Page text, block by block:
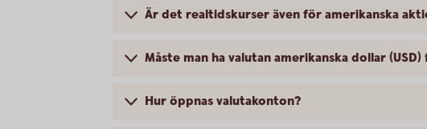
Är det realtidskurser även för amerikanska
Måste man ha valutan amerikanska dollar
Hur öppnas valutakonton?